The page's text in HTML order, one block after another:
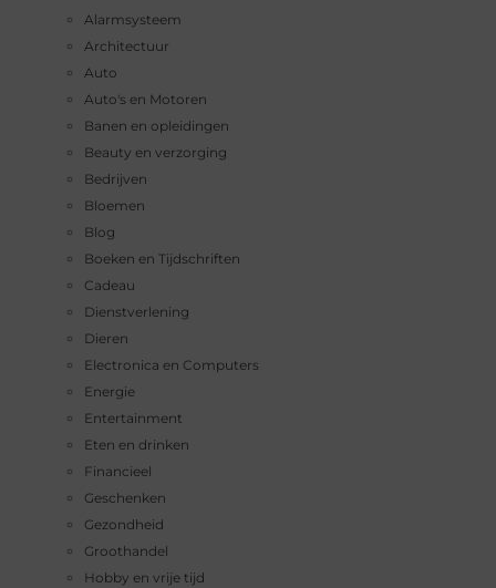
Alarmsysteem
Architectuur
Auto
Auto's en Motoren
Banen en opleidingen
Beauty en verzorging
Bedrijven
Bloemen
Blog
Boeken en Tijdschriften
Cadeau
Dienstverlening
Dieren
Electronica en Computers
Energie
Entertainment
Eten en drinken
Financieel
Geschenken
Gezondheid
Groothandel
Hobby en vrije tijd